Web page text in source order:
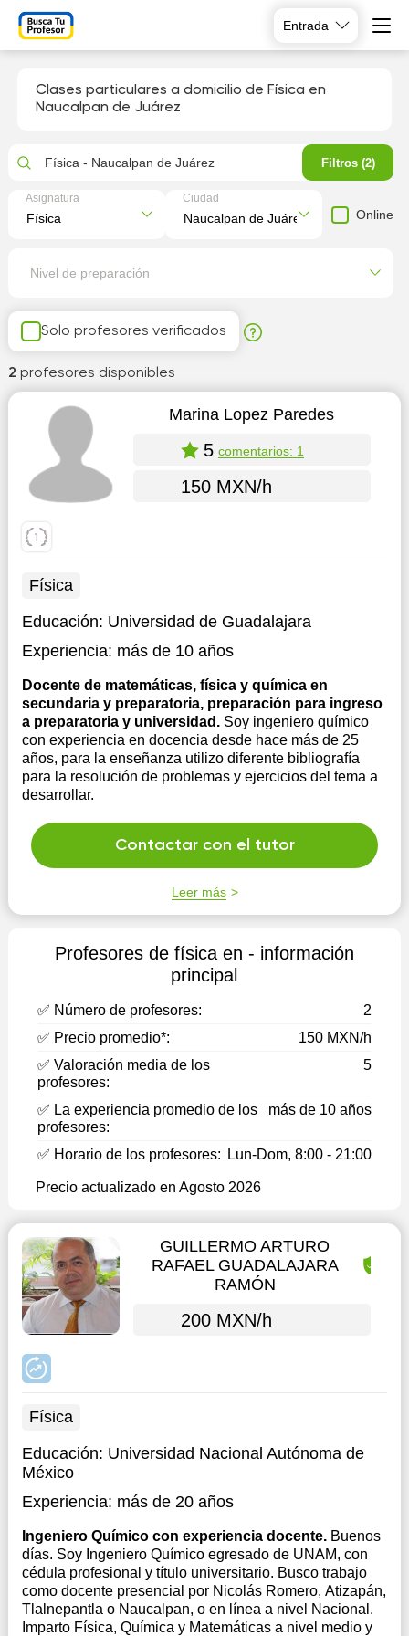
Entrada
Clases particulares a domicilio de Física en
Naucalpan de Juárez
Solo profesores verificados
2 profesores disponibles
Marina Lopez Paredes
5 comentarios: 1
150 MXN/h
Física
Educación: Universidad de Guadalajara
Experiencia: más de 10 años
Docente de matemáticas, física y química en
secundaria y preparatoria, preparación para ingreso
a preparatoria y universidad. Soy ingeniero químico
con experiencia en docencia desde hace más de 25
años, para la enseñanza utilizo diferente bibliografía
para la resolución de problemas y ejercicios del tema a
desarrollar.
Contactar con el tutor
Leer más
Profesores de física en - información
principal
✅ Número de profesores:
2
✅ Precio promedio*:
150 MXN/h
✅ Valoración media de los
profesores:
5
✅ La experiencia promedio de los
profesores:
más de 10 años
✅ Horario de los profesores: Lun-Dom, 8:00 - 21:00
Precio actualizado en Agosto 2026
GUILLERMO ARTURO
RAFAEL GUADALAJARA
RAMÓN
200 MXN/h
Física
Educación: Universidad Nacional Autónoma de
México
Experiencia: más de 20 años
Ingeniero Químico con experiencia docente. Buenos
días. Soy Ingeniero Químico egresado de UNAM, con
cédula profesional y título universitario. Busco trabajo
como docente presencial por Nicolás Romero, Atizapán,
Tlalnepantla o Naucalpan, o en línea a nivel Nacional.
Imparto Física, Química y Matemáticas a nivel medio y
Física - Naucalpan de Juárez Filtros (2)
Asignatura Ciudad
Online
Nivel de preparación